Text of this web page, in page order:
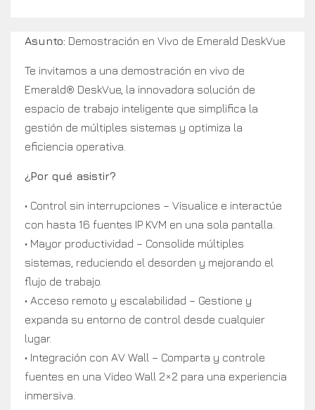
Asunto: Demostración en Vivo de Emerald DeskVue
Te invitamos a una demostración en vivo de
Emerald® DeskVue, la innovadora solución de
espacio de trabajo inteligente que simplifica la
gestión de múltiples sistemas y optimiza la
eficiencia operativa.
¿Por qué asistir?
• Control sin interrupciones – Visualice e interactúe
con hasta 16 fuentes IP KVM en una sola pantalla.
• Mayor productividad – Consolide múltiples
sistemas, reduciendo el desorden y mejorando el
flujo de trabajo.
• Acceso remoto y escalabilidad – Gestione y
expanda su entorno de control desde cualquier
lugar.
• Integración con AV Wall – Comparta y controle
fuentes en una Video Wall 2×2 para una experiencia
inmersiva.